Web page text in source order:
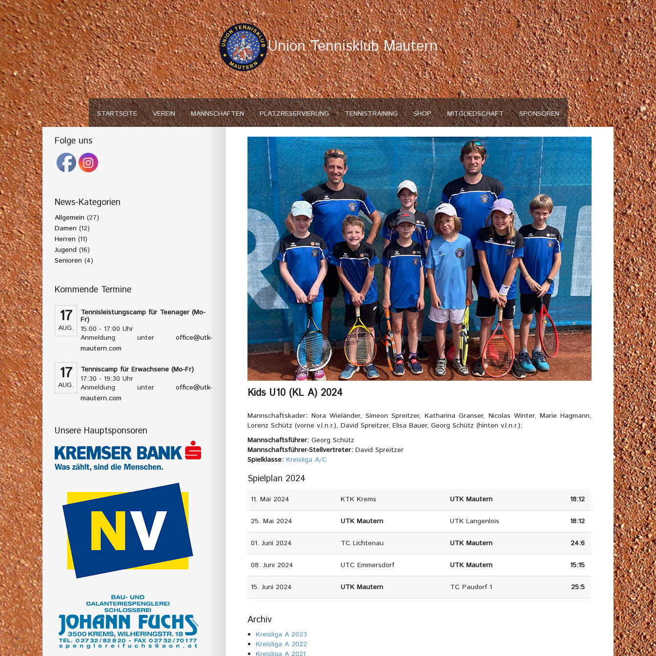
Union Tennisklub Mautern
STARTSEITE VEREIN MANNSCHAFTEN PLATZRESERVIERUNG TENNISTRAINING SHOP MITGLIEDSCHAFT SPONSOREN
Folge uns
News-Kategorien
Allgemein (27)
Damen (12)
Herren (11)
Jugend (16)
Senioren (4)
Kommende Termine
17
AUG.
Tennisleistungscamp für Teenager (Mo-
Fr)
15:00 - 17:00 Uhr
Anmeldung unter office@utk-
mautern.com
17
AUG.
Tenniscamp für Erwachsene (Mo-Fr)
17:30 - 19:30 Uhr
Anmeldung unter office@utk-
mautern.com
Unsere Hauptsponsoren
Kids U10 (KL A) 2024
Mannschaftskader: Nora Wieländer, Simeon Spreitzer, Katharina Granser, Nicolas Winter, Marie Hagmann,
Lorenz Schütz (vorne v.l.n.r.), David Spreitzer, Elisa Bauer, Georg Schütz (hinten v.l.n.r.);
Mannschaftsführer: Georg Schütz
Mannschaftsführer-Stellvertreter: David Spreitzer
Spielklasse: Kreisliga A/C
Spielplan 2024
11. Mai 2024 KTK Krems UTK Mautern 18:12
25. Mai 2024 UTK Mautern UTK Langenlois 18:12
01. Juni 2024 TC Lichtenau UTK Mautern 24:6
08. Juni 2024 UTC Emmersdorf UTK Mautern 15:15
15. Juni 2024 UTK Mautern TC Paudorf 1 25:5
Archiv
Kreisliga A 2023
Kreisliga A 2022